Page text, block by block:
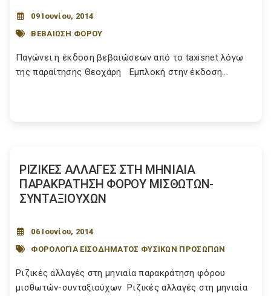
09 Ιουνίου, 2014
ΒΕΒΑΙΩΣΗ ΦΟΡΟΥ
Παγώνει η έκδοση βεβαιώσεων από το taxisnet λόγω
της παραίτησης Θεοχάρη Εμπλοκή στην έκδοση...
ΡΙΖΙΚΕΣ ΑΛΛΑΓΕΣ ΣΤΗ ΜΗΝΙΑΙΑ
ΠΑΡΑΚΡΑΤΗΣΗ ΦΟΡΟΥ ΜΙΣΘΩΤΩΝ-
ΣΥΝΤΑΞΙΟΥΧΩΝ
06 Ιουνίου, 2014
ΦΟΡΟΛΟΓΙΑ ΕΙΣΟΔΗΜΑΤΟΣ ΦΥΣΙΚΩΝ ΠΡΟΣΩΠΩΝ
Ριζικές αλλαγές στη μηνιαία παρακράτηση φόρου
μισθωτών-συνταξιούχων Ριζικές αλλαγές στη μηνιαία